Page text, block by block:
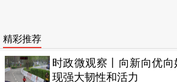
精彩推荐